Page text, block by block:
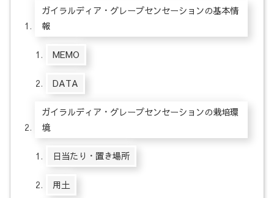
ガイラルディア・グレープセンセーションの基本情
報
MEMO
DATA
ガイラルディア・グレープセンセーションの栽培環
境
日当たり・置き場所
用土